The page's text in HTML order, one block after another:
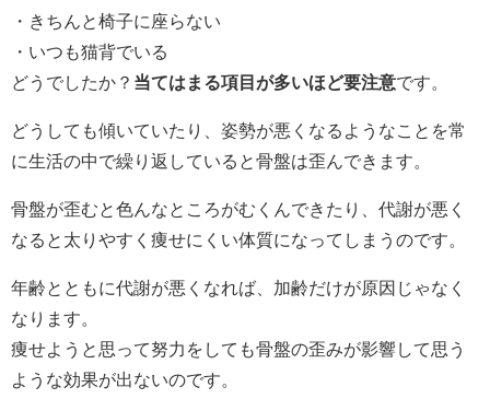
・きちんと椅子に座らない
・いつも猫背でいる
どうでしたか？ 当てはまる項目が多いほど要注意です。
どうしても傾いていたり、姿勢が悪くなるようなことを常
に生活の中で繰り返していると骨盤は歪んできます。
骨盤が歪むと色んなところがむくんできたり、代謝が悪く
なると太りやすく痩せにくい体質になってしまうのです。
年齢とともに代謝が悪くなれば、加齢だけが原因じゃなく
なります。
痩せようと思って努力をしても骨盤の歪みが影響して思う
ような効果が出ないのです。